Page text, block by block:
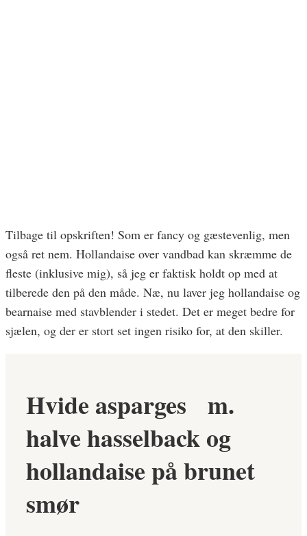
Tilbage til opskriften! Som er fancy og gæstevenlig, men
også ret nem. Hollandaise over vandbad kan skræmme de
fleste (inklusive mig), så jeg er faktisk holdt op med at
tilberede den på den måde. Næ, nu laver jeg hollandaise og
bearnaise med stavblender i stedet. Det er meget bedre for
sjælen, og der er stort set ingen risiko for, at den skiller.
Hvide asparges m.
halve hasselback og
hollandaise på brunet
smør